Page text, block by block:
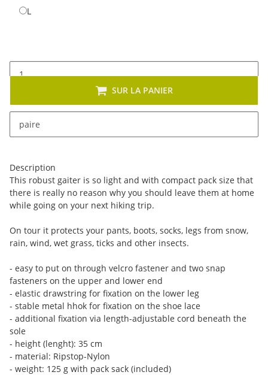
L
paire
SUR LA PANIER
Cet article se décline en plusieurs variantes. Veuillez
sélectionner la variante de votre choix.
Description
This robust gaiter is so light and with compact pack size that
there is really no reason why you should leave them at home
while going on your next hiking trip.
On tour it protects your pants, boots, socks, legs from snow,
rain, wind, wet grass, ticks and other insects.
- easy to put on through velcro fastener and two snap
fasteners on the upper and lower end
- elastic drawstring for fixation on the lower leg
- stable metal hhok for fixation on the shoe lace
- additional fixation via length-adjustable cord beneath the
sole
- height (lenght): 35 cm
- material: Ripstop-Nylon
- weight: 125 g with pack sack (included)